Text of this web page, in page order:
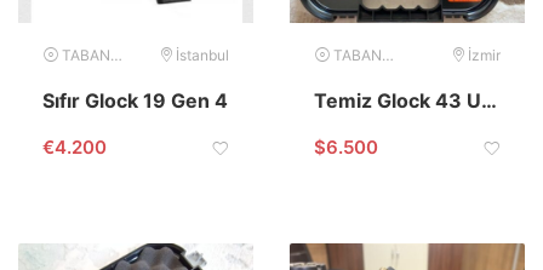
TABANCA İstanbul
Sıfır Glock 19 Gen 4
€4.200
TABANCA İzmir
Temiz Glock 43 USA 9mm
$6.500